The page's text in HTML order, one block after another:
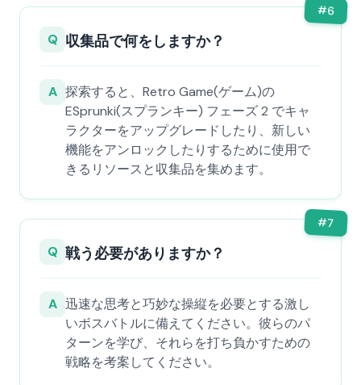
#6
Q 収集品で何をしますか？
A 探索すると、Retro Game(ゲーム)の
ESprunki(スプランキー) フェーズ 2 でキャ
ラクターをアップグレードしたり、新しい
機能をアンロックしたりするために使用で
きるリソースと収集品を集めます。
#7
Q 戦う必要がありますか？
A 迅速な思考と巧妙な操縦を必要とする激し
いボスバトルに備えてください。彼らのパ
ターンを学び、それらを打ち負かすための
戦略を考案してください。